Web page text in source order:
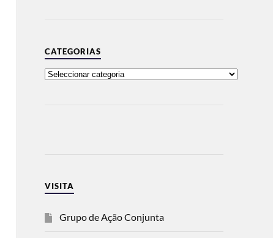
CATEGORIAS
VISITA
Grupo de Ação Conjunta